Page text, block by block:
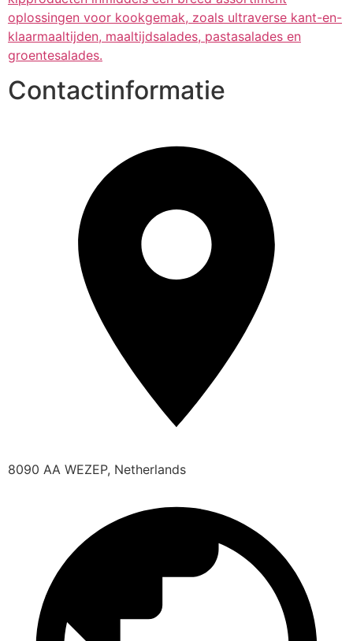
oplossingen voor kookgemak, zoals ultraverse kant-en-
klaarmaaltijden, maaltijdsalades, pastasalades en
groentesalades.
Contactinformatie
8090 AA WEZEP, Netherlands